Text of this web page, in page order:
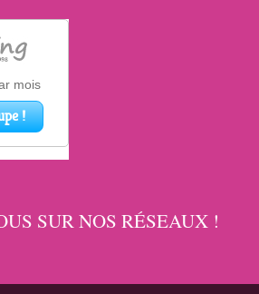
SUR NOS RÉSEAUX !